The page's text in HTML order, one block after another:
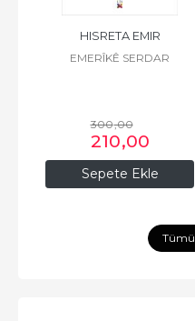
Sepete Ekle
HISRETA EMIR
EMERÎKÊ SERDAR
300,00
210,00